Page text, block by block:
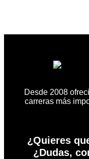
Desde 2008
carreras más
¿Quieres
¿Dudas,